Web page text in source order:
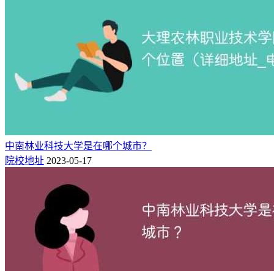
中南林业科技大学是在哪个城市？
院校地址 2023-05-17